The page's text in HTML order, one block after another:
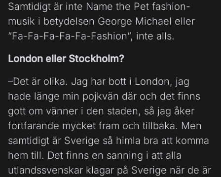
Samtidigt är inte Name the Pet fashion-
musik i betydelsen George Michael eller
”Fa-Fa-Fa-Fa-Fa-Fashion”, inte alls.
London eller Stockholm?
–Det är olika. Jag har bott i London, jag
hade länge min pojkvän där och det finns
gott om vänner i den staden, så jag åker
fortfarande mycket fram och tillbaka. Men
samtidigt är Sverige så himla bra att komma
hem till. Det finns en sanning i att alla
utlandssvenskar klagar på Sverige när de är